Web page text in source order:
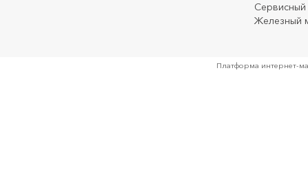
Сервисный
Железный
Платформа интернет-